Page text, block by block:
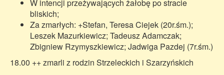
W intencji przeżywających żałobę po stracie
bliskich;
Za zmarłych: +Stefan, Teresa Ciejek (20r.śm.);
Leszek Mazurkiewicz; Tadeusz Adamczak;
Zbigniew Rzymyszkiewicz; Jadwiga Pazdej (7r.śm.)
18.00 ++ zmarli z rodzin Strzeleckich i Szarzyńskich